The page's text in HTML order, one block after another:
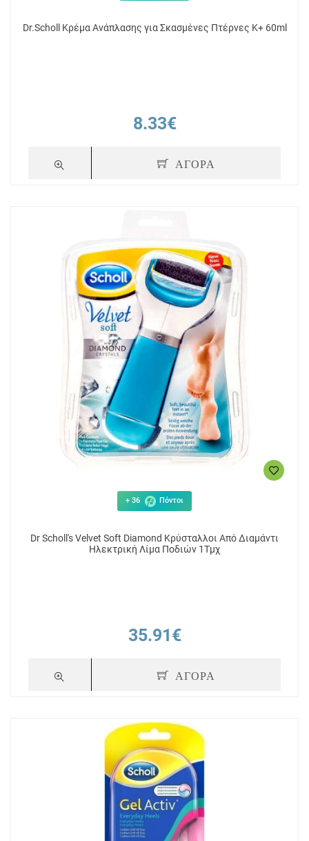
Dr.Scholl Κρέμα Ανάπλασης για Σκασμένες Πτέρνες K+ 60ml
8.33€
ΑΓΟΡΑ
+ 36 Πόντοι
Dr Scholl's Velvet Soft Diamond Κρύσταλλοι Από Διαμάντι
Ηλεκτρική Λίμα Ποδιών 1Τμχ
35.91€
ΑΓΟΡΑ